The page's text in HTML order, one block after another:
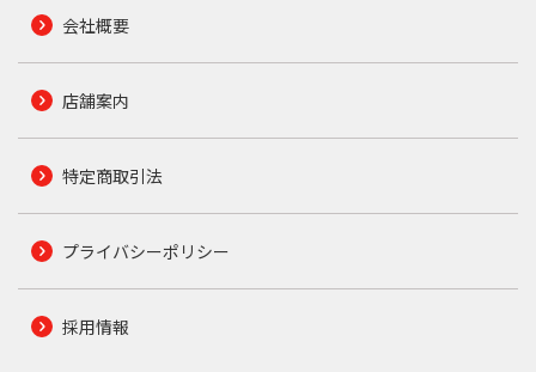
会社概要
店舗案内
特定商取引法
プライバシーポリシー
採用情報